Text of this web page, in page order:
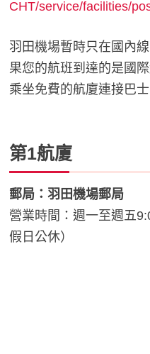
CHT/service/facilities/
羽田機場暫時只在國內
果您的航班到達的是國
乘坐免費的航廈連接巴
第1航廈
郵局：羽田機場郵局
營業時間：週一至週五
假日公休）